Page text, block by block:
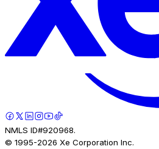
NMLS ID#920968.
© 1995-2026 Xe Corporation Inc.